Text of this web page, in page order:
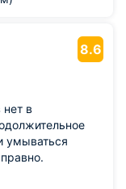
8.6
в
умываться